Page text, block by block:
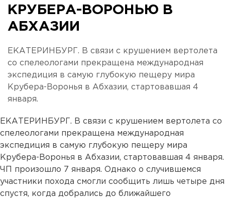
КРУБЕРА-ВОРОНЬЮ В
АБХАЗИИ
ЕКАТЕРИНБУРГ. В связи с крушением вертолета
со спелеологами прекращена международная
экспедиция в самую глубокую пещеру мира
Крубера-Воронья в Абхазии, стартовавшая 4
января.
ЕКАТЕРИНБУРГ. В связи с крушением вертолета со
спелеологами прекращена международная
экспедиция в самую глубокую пещеру мира
Крубера-Воронья в Абхазии, стартовавшая 4 января.
ЧП произошло 7 января. Однако о случившемся
участники похода смогли сообщить лишь четыре дня
спустя, когда добрались до ближайшего